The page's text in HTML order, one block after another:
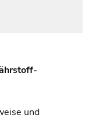
und